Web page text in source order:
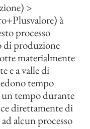
>
à
processo
di produzione
materialmente
e a valle di
tempo
tempo durante
direttamente di
alcun processo